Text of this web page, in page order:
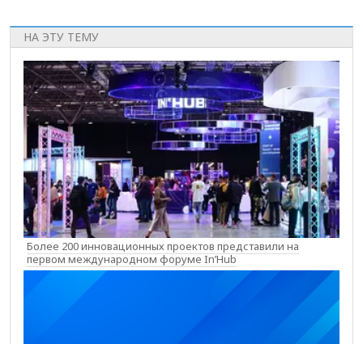
НА ЭТУ ТЕМУ
Более 200 инновационных проектов представили на
первом международном форуме In’Hub